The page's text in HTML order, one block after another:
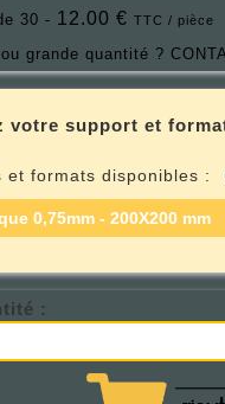
30 - 12.00 € TTC / pièce
grande quantité ?
votre support et
et formats disponibles :
0,75mm - 200X200 mm
: